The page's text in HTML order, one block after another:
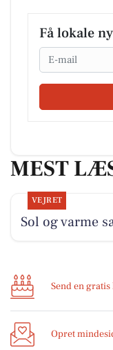
Få lokale
Email
MEST
VEJRET
Sol og varme
Send en
Opret